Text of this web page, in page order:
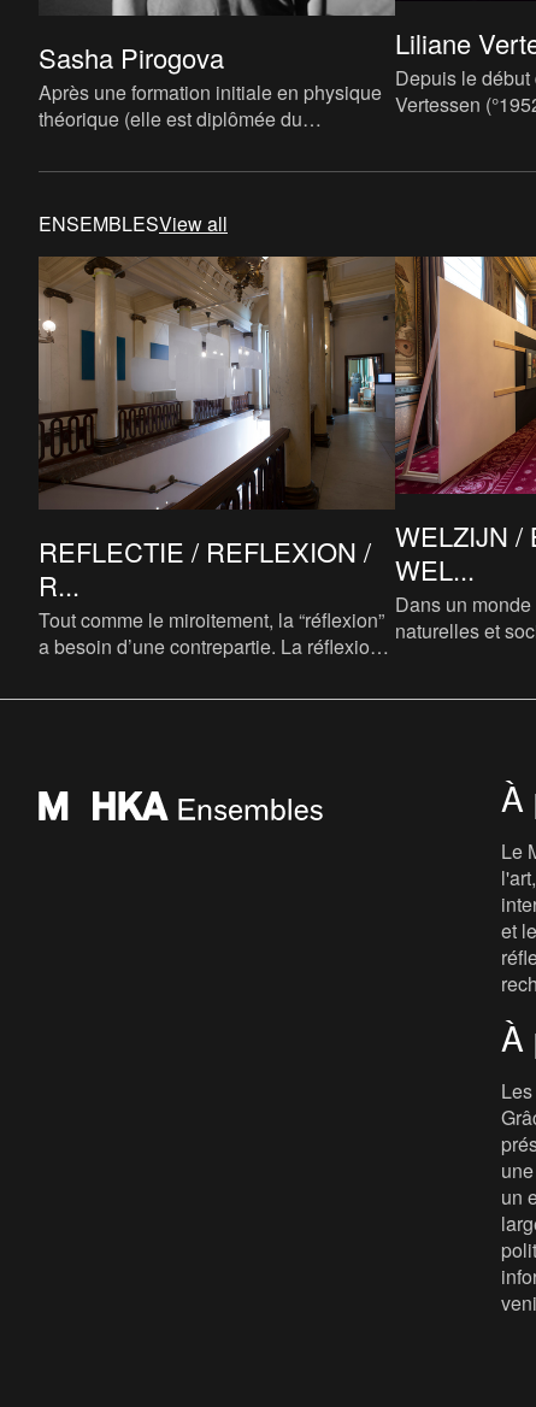
Sasha Pirogova
Après une formation initiale en physique
théorique (elle est diplômée du
d’État de Moscou en 2010), S
Liliane
Depuis le
Vertessen
ENSEMBLESView all
REFLECTIE / REFLEXION /
R...
Tout comme le miroitement, la “réflexion”
a besoin d’une contrepartie. La réflexion
peut avoir lieu
WELZIJN /
WEL...
Dans un
naturelles et
À
Le
et
À
un